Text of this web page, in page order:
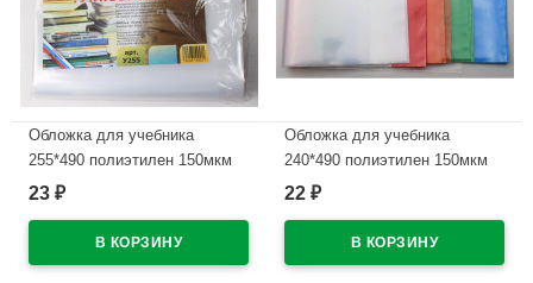
Обложка для учебника
255*490 полиэтилен 150мкм
универсальная М арт У 255
23 ₽
Обложка для учебника
240*490 полиэтилен 150мкм
универсальная М арт У 240
22 ₽